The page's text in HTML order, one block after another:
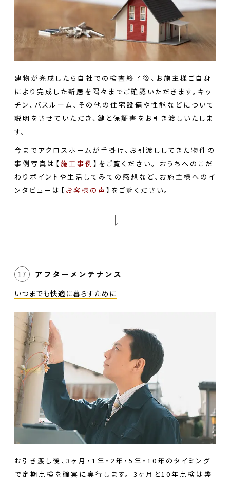
建物が完成したら自社での検査終了後、お施主様ご自身
により完成した新居を隅々までご確認いただきます。キッ
チン、バスルーム、その他の住宅設備や性能などについて
説明をさせていただき、鍵と保証書をお引き渡しいたしま
す。
今までアクロスホームが手掛け、お引渡ししてきた物件の
事例写真は【施工事例 】をご覧ください。
おうちへのこだ
わりポイントや生活してみての感想など、お施主様へのイ
ンタビューは【 お客様の声】をご覧ください。
17 アフターメンテナンス
いつまでも快適に暮らすために
お引き渡し後、3ヶ月・1年・2年・5年・10年のタイミング
で定期点検を確実に実行します。 3ヶ月と10年点検は弊